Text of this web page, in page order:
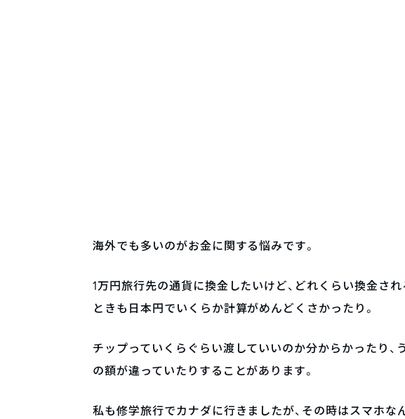
海外でも多いのがお金に関する悩みです。
1万円旅行先の通貨に換金したいけど、どれくらい換金さ
ときも日本円でいくらか計算がめんどくさかったり。
チップっていくらぐらい渡していいのか分からかったり、
の額が違っていたりすることがあります。
私も修学旅行でカナダに行きましたが、その時はスマホ